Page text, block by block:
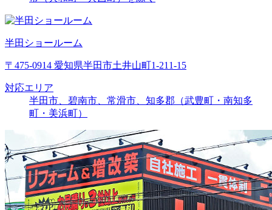
半田ショールーム
〒475-0914 愛知県半田市土井山町1-211-15
対応エリア
半田市、碧南市、常滑市、知多郡（武豊町・南知多
町・美浜町）